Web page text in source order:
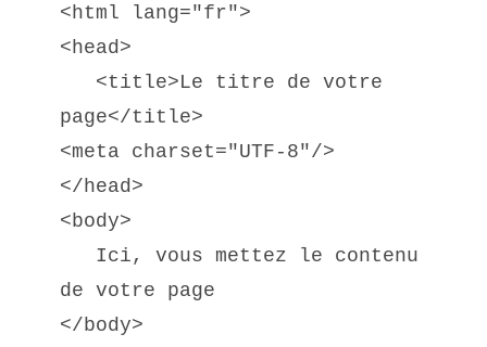
<html lang="fr">
<head>
page</title>
<meta charset="UTF-8"/>
</head>
<body>
de votre page
</body>